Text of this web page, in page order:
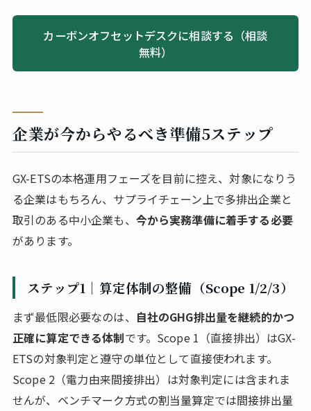
カーボンオフセットデスクに相談する（相談
無料）
企業が今からやるべき準備5ステップ
GX-ETSの本格運用フェーズを目前に控え、対象になりう
る企業はもちろん、サプライチェーン上で多排出企業と
取引のある中小企業も、 今から実務準備に着手する必要
があります。
ステップ1｜算定体制の整備（Scope 1/2/3）
まず最低限必要なのは、 自社のGHG排出量を継続的かつ
正確に算定できる体制です。Scope 1（直接排出）はGX-
ETSの対象判定と遵守の単位として直接使われます。
Scope 2（電力由来間接排出）は対象判定には含まれま
せんが、ベンチマーク方式の割当量算定では間接排出量